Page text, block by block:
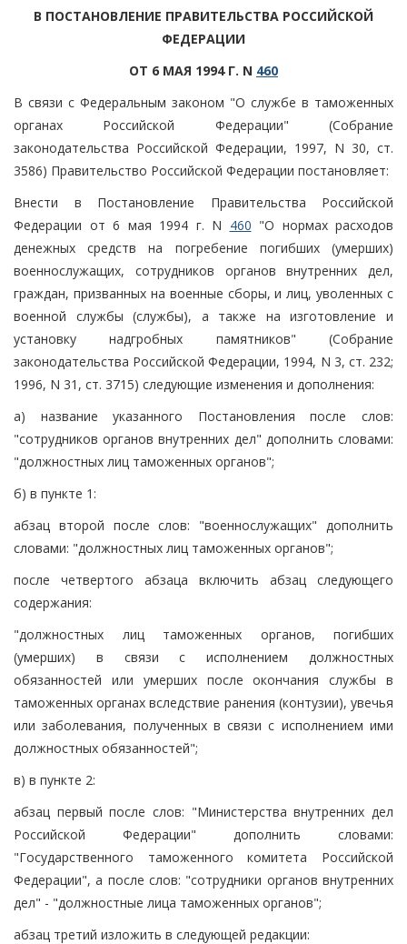
В ПОСТАНОВЛЕНИЕ ПРАВИТЕЛЬСТВА РОССИЙСКОЙ
ФЕДЕРАЦИИ
ОТ 6 МАЯ 1994 Г. N 460
В связи с Федеральным законом "О службе в таможенных
органах Российской Федерации" (Собрание
законодательства Российской Федерации, 1997, N 30, ст.
3586) Правительство Российской Федерации постановляет:
Внести в Постановление Правительства Российской
Федерации от 6 мая 1994 г. N 460 "О нормах расходов
денежных средств на погребение погибших (умерших)
военнослужащих, сотрудников органов внутренних дел,
граждан, призванных на военные сборы, и лиц, уволенных с
военной службы (службы), а также на изготовление и
установку надгробных памятников" (Собрание
законодательства Российской Федерации, 1994, N 3, ст. 232;
1996, N 31, ст. 3715) следующие изменения и дополнения:
а) название указанного Постановления после слов:
"сотрудников органов внутренних дел" дополнить словами:
"должностных лиц таможенных органов";
б) в пункте 1:
абзац второй после слов: "военнослужащих" дополнить
словами: "должностных лиц таможенных органов";
после четвертого абзаца включить абзац следующего
содержания:
"должностных лиц таможенных органов, погибших
(умерших) в связи с исполнением должностных
обязанностей или умерших после окончания службы в
таможенных органах вследствие ранения (контузии), увечья
или заболевания, полученных в связи с исполнением ими
должностных обязанностей";
в) в пункте 2:
абзац первый после слов: "Министерства внутренних дел
Российской Федерации" дополнить словами:
"Государственного таможенного комитета Российской
Федерации", а после слов: "сотрудники органов внутренних
дел" - "должностные лица таможенных органов";
абзац третий изложить в следующей редакции: